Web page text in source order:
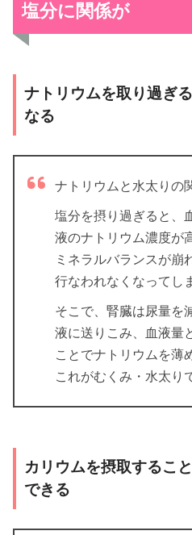
塩分に関係が
ナトリウムを取り過ぎ
なる
ナトリウムと水太りの
塩分を摂り過ぎると、
液のナトリウム濃度が
ミネラルバランスが崩
行なわれなくなってし
そこで、腎臓は尿量を
液に送りこみ、血液量
ことでナトリウムを薄
これがむくみ・水太り
カリウムを摂取するこ
できる